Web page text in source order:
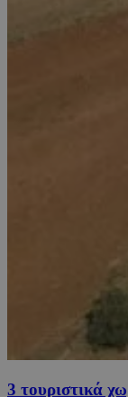
3 τουριστικά